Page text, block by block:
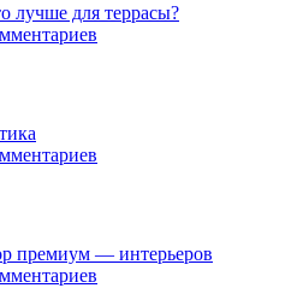
лучше для террасы?
премиум — интерьеров